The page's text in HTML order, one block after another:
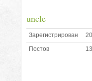
uncle
Зарегистрирован
Постов
13